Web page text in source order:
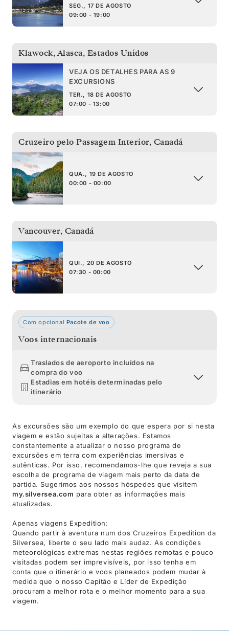
SEG., 17 DE AGOSTO
09:00 - 19:00
Klawock, Alasca, Estados Unidos
VEJA OS DETALHES PARA AS 9
EXCURSIONS
TER., 18 DE AGOSTO
07:00 - 13:00
Cruzeiro pelo Passagem Interior, Canadá
QUA., 19 DE AGOSTO
00:00 - 00:00
Vancouver, Canadá
QUI., 20 DE AGOSTO
07:30 - 00:00
Com opcional Pacote de voo
Voos internacionais
Traslados de aeroporto incluídos na
compra do voo
Estadias em hotéis determinadas pelo
itinerário
As excursões são um exemplo do que espera por si nesta
viagem e estão sujeitas a alterações. Estamos
constantemente a atualizar o nosso programa de
excursões em terra com experiências imersivas e
autênticas. Por isso, recomendamos-lhe que reveja a sua
escolha de programa de viagem mais perto da data de
partida. Sugerimos aos nossos hóspedes que visitem
my.silversea.com para obter as informações mais
atualizadas.
Apenas viagens Expedition:
Quando partir à aventura num dos Cruzeiros Expedition da
Silversea, liberte o seu lado mais audaz. As condições
meteorológicas extremas nestas regiões remotas e pouco
visitadas podem ser imprevisíveis, por isso tenha em
conta que o itinerário e voos planeados podem mudar à
medida que o nosso Capitão e Líder de Expedição
procuram a melhor rota e o melhor momento para a sua
viagem.